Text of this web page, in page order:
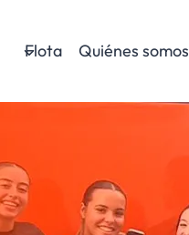
Flota Quiénes somos